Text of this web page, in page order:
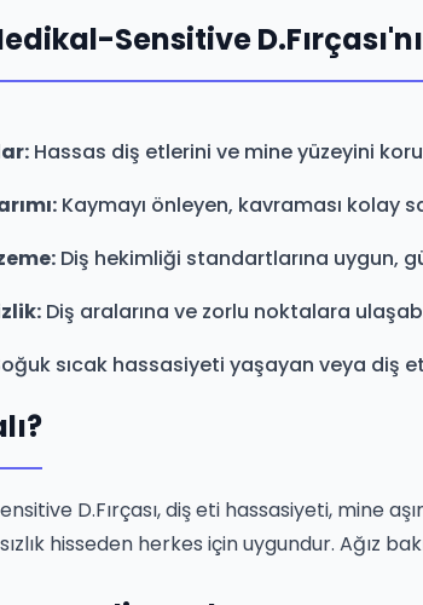
Sensitive
Hassas diş etlerini ve mine yüzeyini
Kaymayı önleyen, kavraması kolay
Diş hekimliği standartlarına uygun,
Diş aralarına ve zorlu noktalara
sıcak hassasiyeti yaşayan veya diş
D.Fırçası, diş eti hassasiyeti, mine
hisseden herkes için uygundur. Ağız